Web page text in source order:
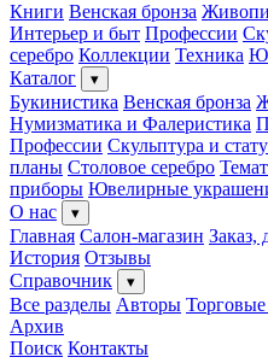
Книги Венская бронза
Интерьер и быт Профессии
серебро Коллекции Техника
Каталог
▾
Букинистика Венская бронза
Нумизматика и Фалеристика
Профессии Скульптура и
планы Столовое серебро
приборы Ювелирные
О нас
▾
Главная Салон-магазин Заказ,
История Отзывы
Справочник
▾
Все разделы Авторы
Архив
Поиск Контакты